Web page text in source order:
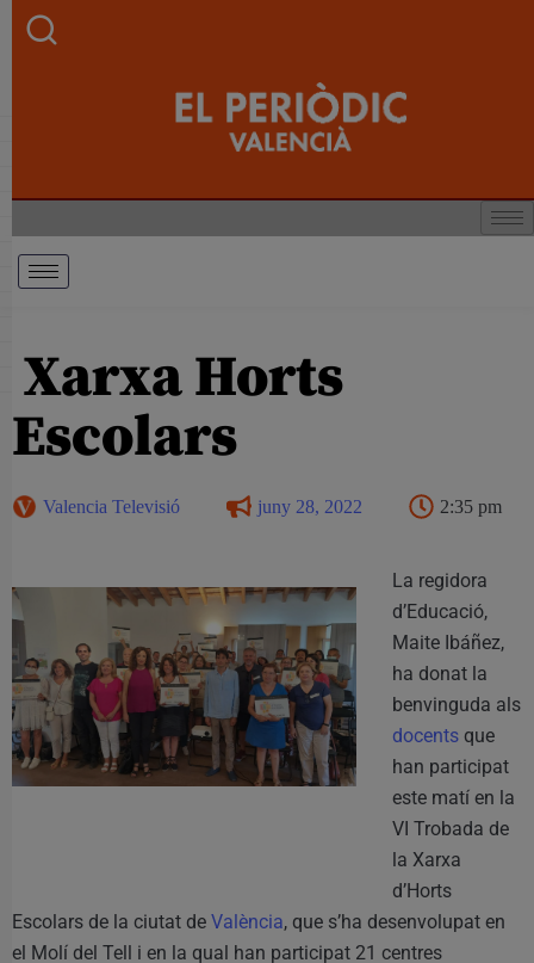
Xarxa Horts
Escolars
Valencia Televisió juny 28, 2022 2:35 pm
La regidora
d’Educació,
Maite Ibáñez,
ha donat la
benvinguda als
docents que
han participat
este matí en la
VI Trobada de
la Xarxa
d’Horts
Escolars de la ciutat de València, que s’ha desenvolupat en
el Molí del Tell i en la qual han participat 21 centres